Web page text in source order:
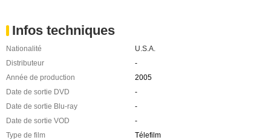
Infos techniques
Nationalité
U.S.A.
Distributeur
-
Année de production
2005
Date de sortie DVD
-
Date de sortie Blu-ray
-
Date de sortie VOD
-
Type de film
Télefilm